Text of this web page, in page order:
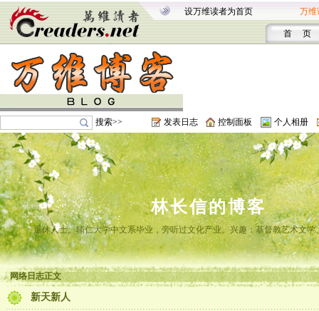
设万维读者为首页 万维
首 页
搜索>> 发表日志 控制面板 个人相册
林长信的博客
退休人士。辅仁大学中文系毕业，旁听过文化产业。兴趣：基督教艺术文学
网络日志正文
新天新人